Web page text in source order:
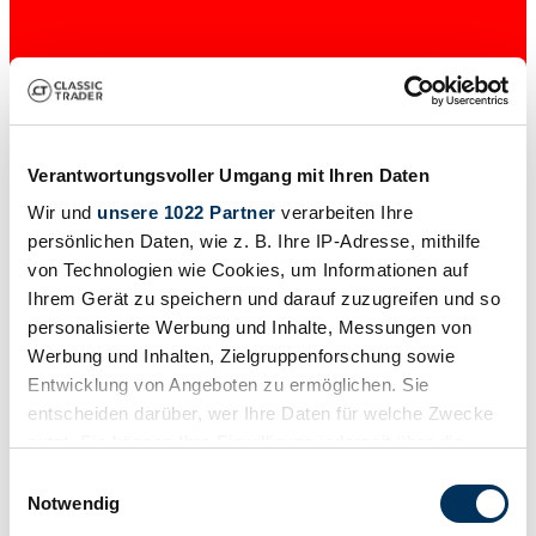
Verantwortungsvoller Umgang mit Ihren Daten
Wir und unsere 1022 Partner verarbeiten Ihre
persönlichen Daten, wie z. B. Ihre IP-Adresse, mithilfe
von Technologien wie Cookies, um Informationen auf
Ihrem Gerät zu speichern und darauf zuzugreifen und so
personalisierte Werbung und Inhalte, Messungen von
Werbung und Inhalten, Zielgruppenforschung sowie
Entwicklung von Angeboten zu ermöglichen. Sie
entscheiden darüber, wer Ihre Daten für welche Zwecke
Trigger Symbol ändern oder widerrufen
Notwendig
Händler
Abgelaufenes Inserat